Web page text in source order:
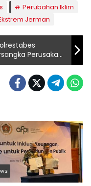
Perubahan Iklim
Jerman
Perusakan